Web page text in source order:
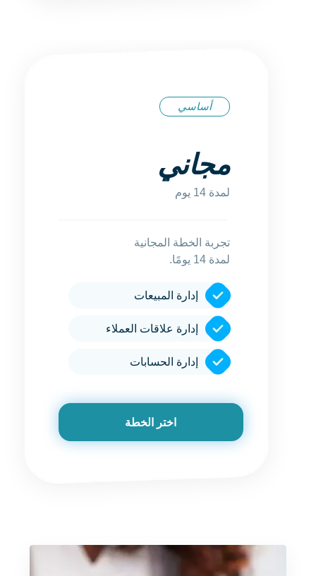
أساسي
مجاني
لمدة 14 يوم
تجربة الخطة المجانية
لمدة 14 يومًا.
إدارة المبيعات
إدارة علاقات العملاء
إدارة الحسابات
اختر الخطة